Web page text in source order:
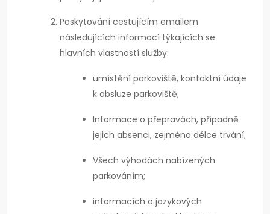
Poskytování cestujícím emailem
následujících informací týkajících se
hlavních vlastností služby:
umístění parkoviště, kontaktní údaje
k obsluze parkoviště;
Informace o přepravách, případně
jejich absenci, zejména délce trvání;
Všech výhodách nabízených
parkováním;
informacích o jazykových